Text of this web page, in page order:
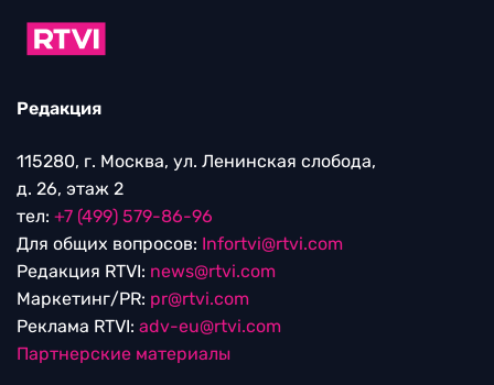
Редакция
115280, г. Москва, ул. Ленинская слобода,
д. 26, этаж 2
тел: +7 (499) 579-86-96
Для общих вопросов: Infortvi@rtvi.com
Редакция RTVI: news@rtvi.com
Маркетинг/PR: pr@rtvi.com
Реклама RTVI: adv-eu@rtvi.com
Партнерские материалы